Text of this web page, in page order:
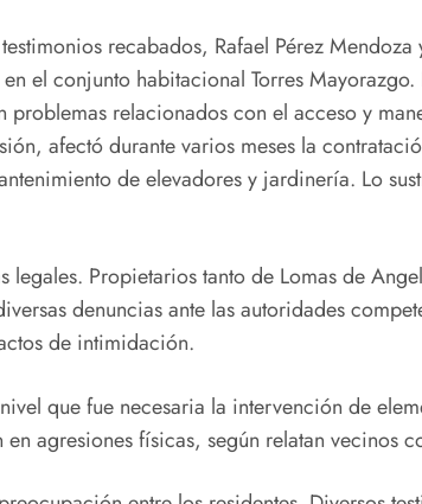
recabados, Rafael Pérez Mendoza
el conjunto habitacional Torres Mayorazgo.
problemas relacionados con el acceso y
afectó durante varios meses la
de elevadores y jardinería. Lo
legales. Propietarios tanto de Lomas de
denuncias ante las autoridades
de intimidación.
que fue necesaria la intervención de
agresiones físicas, según relatan vecinos